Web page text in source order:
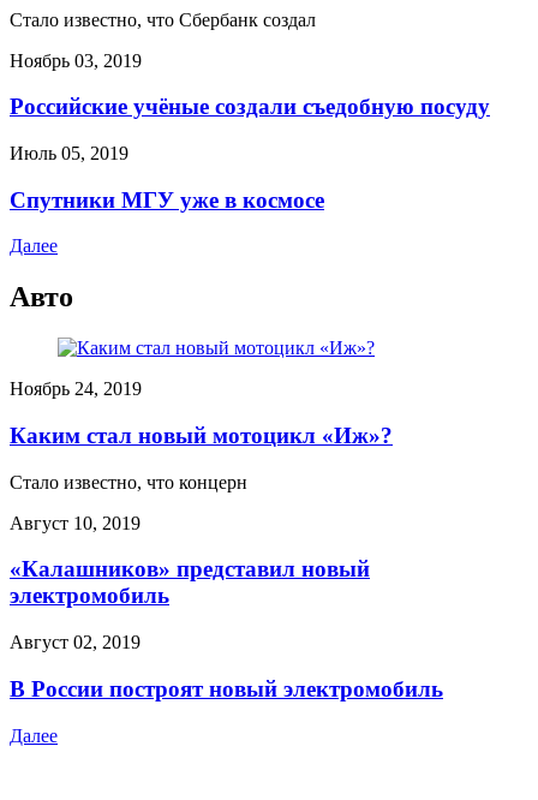
Стало известно, что Сбербанк создал
Ноябрь 03, 2019
Российские учёные создали съедобную посуду
Июль 05, 2019
Спутники МГУ уже в космосе
Далее
Авто
Ноябрь 24, 2019
Каким стал новый мотоцикл «Иж»?
Стало известно, что концерн
Август 10, 2019
«Калашников» представил новый
электромобиль
Август 02, 2019
В России построят новый электромобиль
Далее